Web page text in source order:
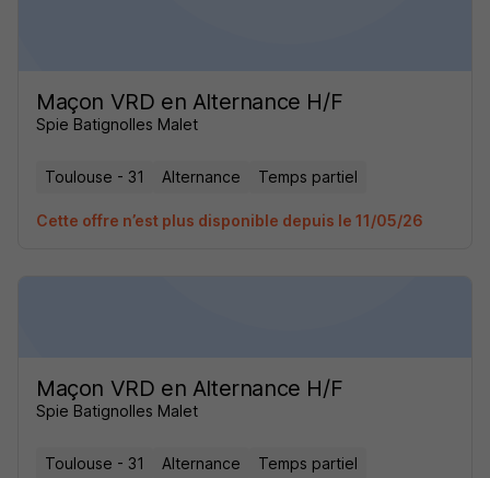
Maçon VRD en Alternance H/F
Spie Batignolles Malet
Toulouse - 31 Alternance Temps partiel
Cette offre n’est plus disponible depuis le 11/05/26
Maçon VRD en Alternance H/F
Spie Batignolles Malet
Toulouse - 31 Alternance Temps partiel